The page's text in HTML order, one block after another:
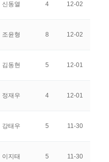
신동열 4 12-02
조윤형 8 12-02
김동현 5 12-01
정재우 4 12-01
강태우 5 11-30
이지태 5 11-30